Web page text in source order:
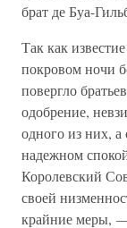
брат де Буа-
Так как
покровом ночи
повергло
одобрение,
одного из них,
надежном
Королевский
своей
крайние меры, —